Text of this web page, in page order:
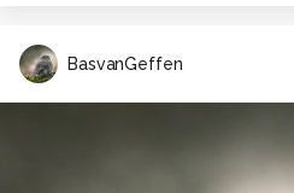
BasvanGeffen